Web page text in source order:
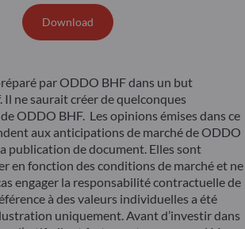
Download
par ODDO BHF dans un but
ne saurait créer de quelconques
ODDO BHF. Les opinions émises dans ce
aux anticipations de marché de ODDO
publication de document. Elles sont
en fonction des conditions de marché et ne
engager la responsabilité contractuelle de
à des valeurs individuelles a été
uniquement. Avant d’investir dans